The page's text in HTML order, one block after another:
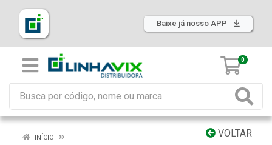
Baixe já nosso APP
0
VOLTAR
INÍCIO